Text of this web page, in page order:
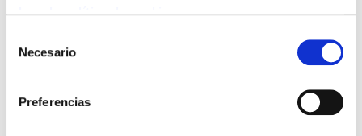
Necesario
Preferencias
actuaciones normativas y de otras actuaciones
(art. 2.2e). Además, les asigna como ámbito de